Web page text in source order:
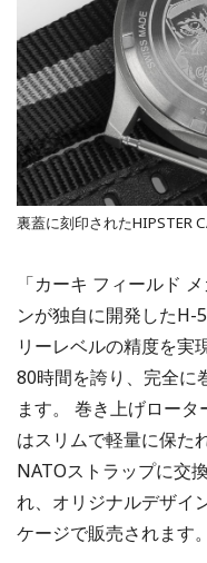
裏蓋に刻印されたHIPSTER
「カーキ フィールド
ンが独自に開発したH-
リーレベルの精度を実
80時間を誇り、完全に
ます。 巻き上げロー
はスリムで軽量に保た
NATOストラップに交
れ、オリジナルデザイ
ケージで販売されます。